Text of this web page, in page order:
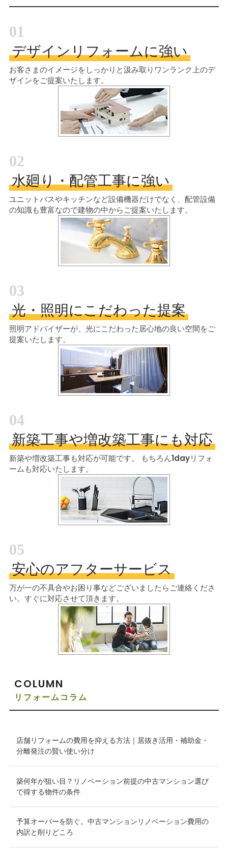
01
デザインリフォームに強い
お客さまのイメージをしっかりと汲み取り ワンランク上のデ
ザインをご提案いたします。
02
水廻り・配管工事に強い
ユニットバスやキッチンなど設備機器だけでなく、配管設備
の知識も豊富なので建物の中からご提案いたします。
03
光・照明にこだわった提案
照明アドバイザーが、光にこだわった居心地の良い空間をご
提案いたします。
04
新築工事や増改築工事にも対応
新築や増改築工事も対応が可能です。
もちろん1dayリフォ
ームも対応いたします。
05
安心のアフターサービス
万が一の不具合やお困り事などございましたらご連絡くださ
い。すぐに対応させて頂きます。
COLUMN
リフォームコラム
店舗リフォームの費用を抑える方法｜居抜き活用・補助金・
分離発注の賢い使い分け
築何年が狙い目？リノベーション前提の中古マンション選び
で得する物件の条件
予算オーバーを防ぐ。中古マンションリノベーション費用の
内訳と削りどころ